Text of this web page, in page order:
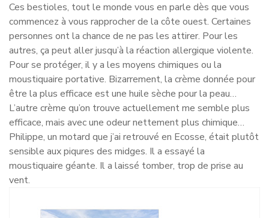
Ces bestioles, tout le monde vous en parle dès que vous
commencez à vous rapprocher de la côte ouest. Certaines
personnes ont la chance de ne pas les attirer. Pour les
autres, ça peut aller jusqu’à la réaction allergique violente.
Pour se protéger, il y a les moyens chimiques ou la
moustiquaire portative. Bizarrement, la crème donnée pour
être la plus efficace est une huile sèche pour la peau…
L’autre crème qu’on trouve actuellement me semble plus
efficace, mais avec une odeur nettement plus chimique…
Philippe, un motard que j’ai retrouvé en Ecosse, était plutôt
sensible aux piqures des midges. Il a essayé la
moustiquaire géante. Il a laissé tomber, trop de prise au
vent.